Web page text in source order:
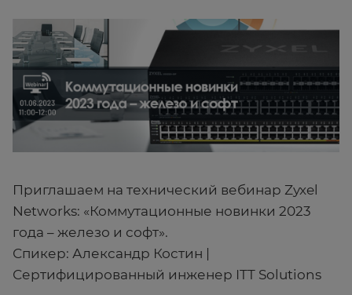
Приглашаем на технический вебинар Zyxel
Networks: «Коммутационные новинки 2023
года – железо и софт».
Спикер: Александр Костин |
Сертифицированный инженер ITT Solutions